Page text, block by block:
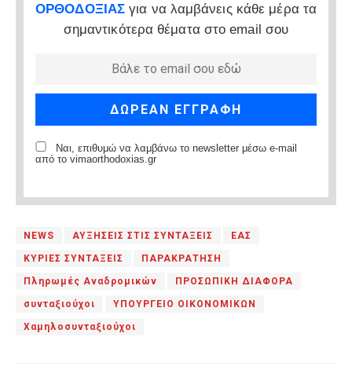
ΟΡΘΟΔΟΞΙΑΣ για να λαμβάνεις κάθε μέρα τα
σημαντικότερα θέματα στο email σου
Ναι, επιθυμώ να λαμβάνω το newsletter μέσω e-mail
από το vimaorthodoxias.gr
NEWS ΑΥΞΗΣΕΙΣ ΣΤΙΣ ΣΥΝΤΑΞΕΙΣ ΕΑΣ
ΚΥΡΙΕΣ ΣΥΝΤΑΞΕΙΣ ΠΑΡΑΚΡΑΤΗΣΗ
Πληρωμές Αναδρομικών ΠΡΟΣΩΠΙΚΗ ΔΙΑΦΟΡΑ
συνταξιούχοι ΥΠΟΥΡΓΕΙΟ ΟΙΚΟΝΟΜΙΚΩΝ
Χαμηλοσυνταξιούχοι